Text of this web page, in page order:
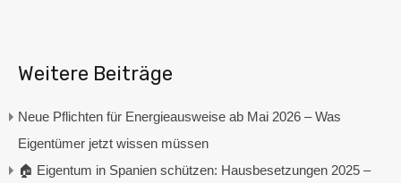
Weitere Beiträge
Neue Pflichten für Energieausweise ab Mai 2026 – Was
Eigentümer jetzt wissen müssen
🏠 Eigentum in Spanien schützen: Hausbesetzungen 2025 –